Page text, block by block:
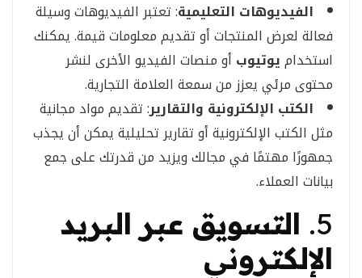
الفيديوهات التعليمية: تعتبر الفيديوهات وسيلة
فعالة لعرض المنتجات أو تقديم معلومات قيمة. يمكنك
استخداميوتيوب أو منصات الفيديو الأخرى لنشر
محتوى مرئي يعزز من سمعة العلامة التجارية.
الكتب الإلكترونية والتقارير: تقديم مواد مجانية
مثل الكتب الإلكترونية أو تقارير تحليلية يمكن أن يجذب
جمهورًا مهتمًا في مجالك ويزيد من قدرتك على جمع
بيانات العملاء.
5. التسويق عبر البريد
الإلكتروني